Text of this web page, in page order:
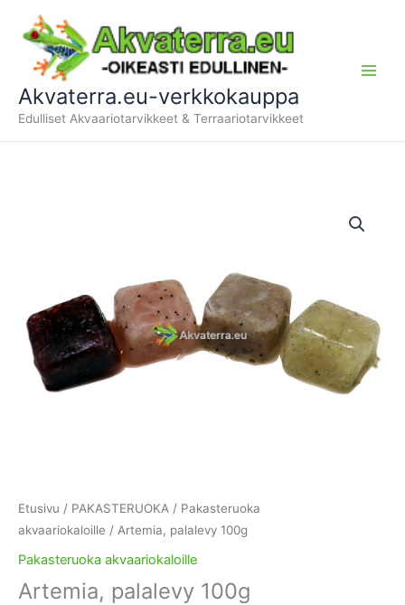
sisältöön
Akvaterra.eu-verkkokauppa
Edulliset Akvaariotarvikkeet & Terraariotarvikkeet
Etusivu / PAKASTERUOKA / Pakasteruoka
akvaariokaloille / Artemia, palalevy 100g
Pakasteruoka akvaariokaloille
Artemia, palalevy 100g